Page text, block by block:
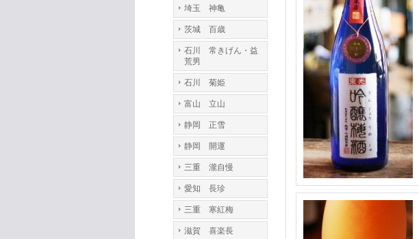
埼玉 神亀
茨城 百歳
石川 常きげん・益
荒男
石川 菊姫
富山 立山
静岡 正雪
静岡 開運
三重 瀧自慢
愛知 長珍
三重 寒紅梅
滋賀 喜楽長